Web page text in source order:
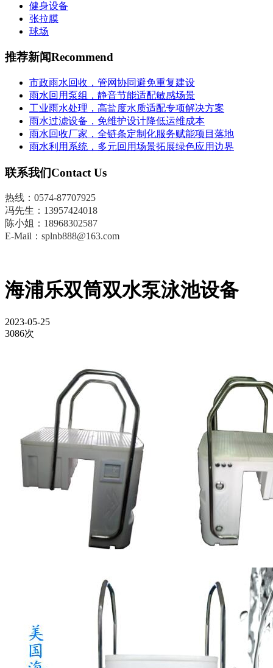
健身设备
张拉膜
球场
推荐新闻Recommend
市政雨水回收，管网协同避免重复建设
雨水回用泵组，静音节能适配敏感场景
工业雨水处理，高盐度水质适配专项解决方案
雨水过滤设备，免维护设计降低运维成本
雨水回收厂家，全链条定制化服务赋能项目落地
雨水利用系统，多元回用场景拓展绿色应用边界
联系我们Contact Us
热线：0574-87707925
冯先生 ： 13957424018
陈小姐：18968302587
E-Mail：splnb888@163.com
海浦乐双筒双水泵泳池设备
2023-05-25
3086次